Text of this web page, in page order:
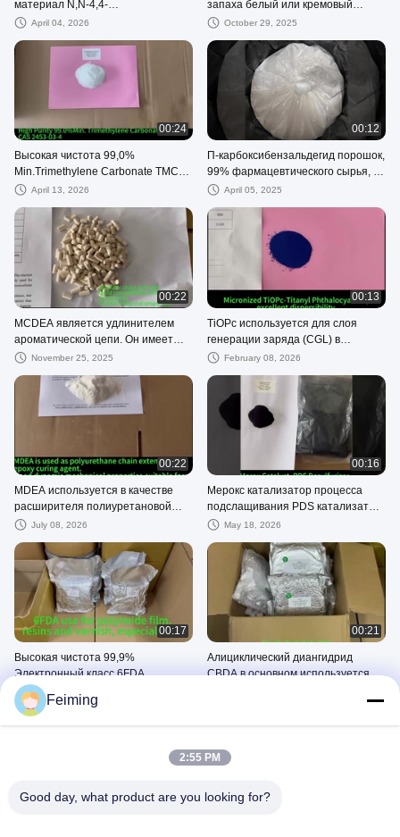
материал N,N-4,4-
дифенилметиненбисмалеимид
April 04, 2026
запаха белый или кремовый
белый кристаллический порошок
October 29, 2025
00:24
Высокая чистота 99,0%
Min.Trimethylene Carbonate TMC
используется для поглощаемого
April 13, 2026
00:12
П-карбоксибензальдегид порошок,
99% фармацевтического сырья, П-
карбоксибензальдегид CAS 619-
April 05, 2025
00:22
MCDEA является удлинителем
ароматической цепи. Он имеет
хорошую совместимость с
November 25, 2025
00:13
TiOPc используется для слоя
генерации заряда (CGL) в
барабанах органических
длительным сроком службы
February 08, 2026
00:22
MDEA используется в качестве
расширителя полиуретановой
цепи и эпоксидного отвердителя
July 08, 2026
00:16
Мерокс катализатор процесса
подслащивания PDS катализатор
обезсерживания
Фталоцианин
May 18, 2026
00:17
Высокая чистота 99,9%
Электронный класс 6FDA
Использование для
высокопроизводительного
November 28, 2025
00:21
Алициклический диангидрид
CBDA в основном используется в
00:14
Feiming
2:55 PM
Good day, what product are you looking for?